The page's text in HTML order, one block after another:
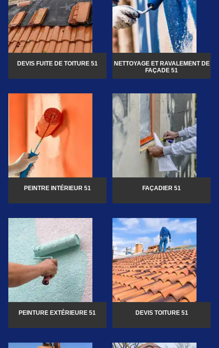
DEVIS FUITE DE TOITURE 51
NETTOYAGE ET RAVALEMENT DE
FAÇADE 51
PEINTRE INTÉRIEUR 51 FAÇADIER 51
PEINTURE EXTÉRIEURE 51 DEVIS TOITURE 51